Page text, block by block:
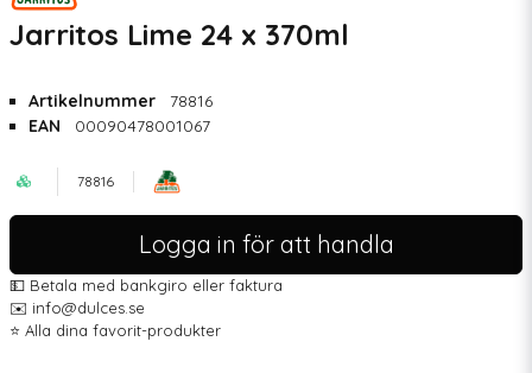
Jarritos Lime 24 x 370ml
Artikelnummer
78816
EAN
00090478001067
78816
Logga in för att handla
💵 Betala med bankgiro eller faktura
✉️ info@dulces.se
⭐️ Alla dina favorit-produkter